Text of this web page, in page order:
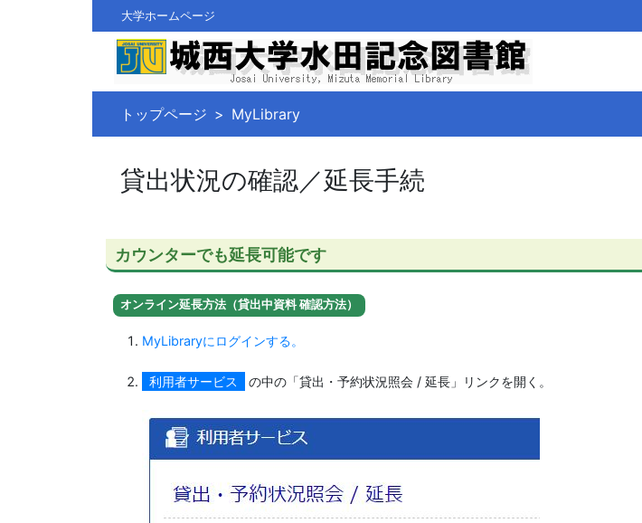
大学ホームページ
トップページ MyLibrary
貸出状況の確認／延長手続
カウンターでも延長可能です
オンライン延長方法（貸出中資料 確認方法）
MyLibraryにログインする。
利用者サービス の中の「貸出・予約状況照会 / 延長」リンクを開く。